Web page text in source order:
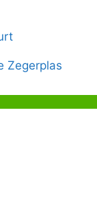
Zegerplas